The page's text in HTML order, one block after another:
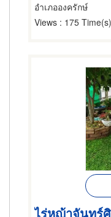
อำเภอองครักษ์
Views : 175 Time(s)
ไร่หญ้าจันทร์